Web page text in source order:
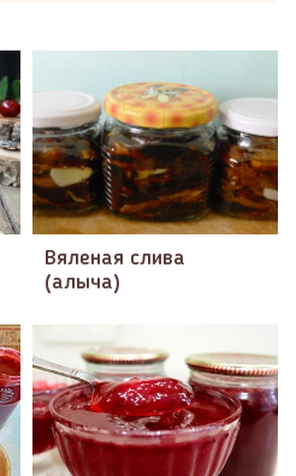
Вяленая слива
(алыча)